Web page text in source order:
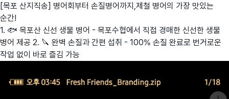
[목포 산지직송] 병어회부터 손질병어까지,제철 병어의 가장 맛있는
순간!
1. 🐟 목포산 신선 생물 병어 - 목포수협에서 직접 경매한 신선한 생물
병어 제공 2. 🔪 완벽 손질과 간편 섭취 - 100% 손질 완료로 번거로운
작업 없이 바로 즐김 가능